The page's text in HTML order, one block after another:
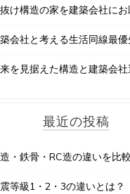
け構造の家を建築会社に
会社と考える生活同線最
を見据えた構造と建築会
最近の投稿
・鉄骨・RC造の違いを比較
等級1・2・3の違いとは？